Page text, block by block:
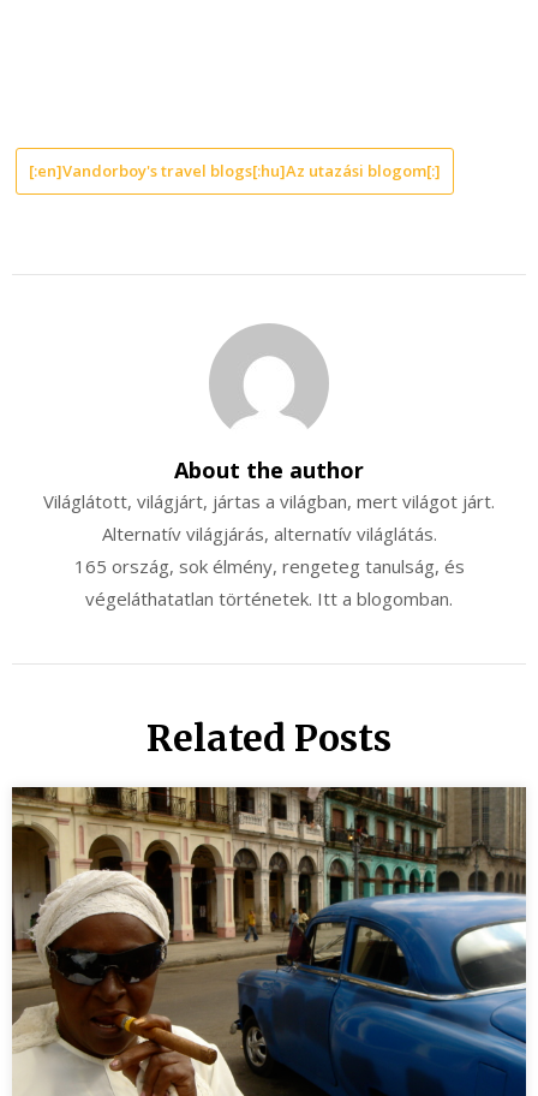
[:en]Vandorboy's travel blogs[:hu]Az utazási blogom[:]
About the author
Világlátott, világjárt, jártas a világban, mert világot járt.
Alternatív világjárás, alternatív világlátás.
165 ország, sok élmény, rengeteg tanulság, és
végeláthatatlan történetek. Itt a blogomban.
Related Posts